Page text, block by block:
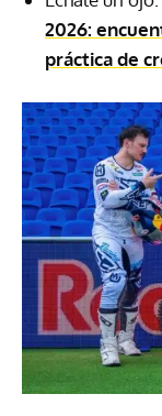
2026:
práctica de